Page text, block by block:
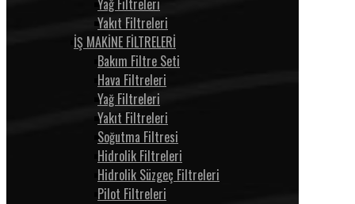
Yağ Filtreleri
Yakıt Filtreleri
İŞ MAKİNE FİLTRELERİ
Bakım Filtre Seti
Hava Filtreleri
Yağ Filtreleri
Yakıt Filtreleri
Soğutma Filtresi
Hidrolik Filtreleri
Hidrolik Süzgeç Filtreleri
Pilot Filtreleri